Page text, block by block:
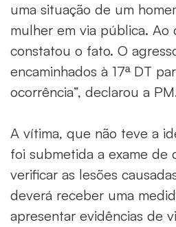
uma situação de um
mulher em via pública. Ao
constatou o fato. O
encaminhados à 17ª DT
ocorrência”, declarou a
A vítima, que não teve a
foi submetida a exame de
verificar as lesões
deverá receber uma
apresentar evidências de